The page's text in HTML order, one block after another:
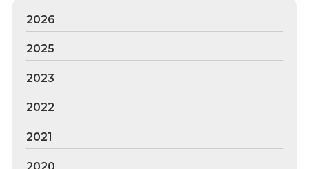
2026
2025
2023
2022
2021
2020